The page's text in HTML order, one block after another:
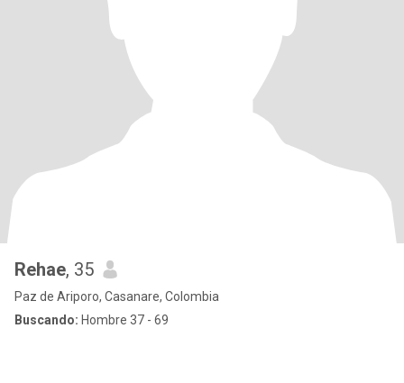
Rehae, 35
Paz de Ariporo, Casanare, Colombia
Buscando: Hombre 37 - 69